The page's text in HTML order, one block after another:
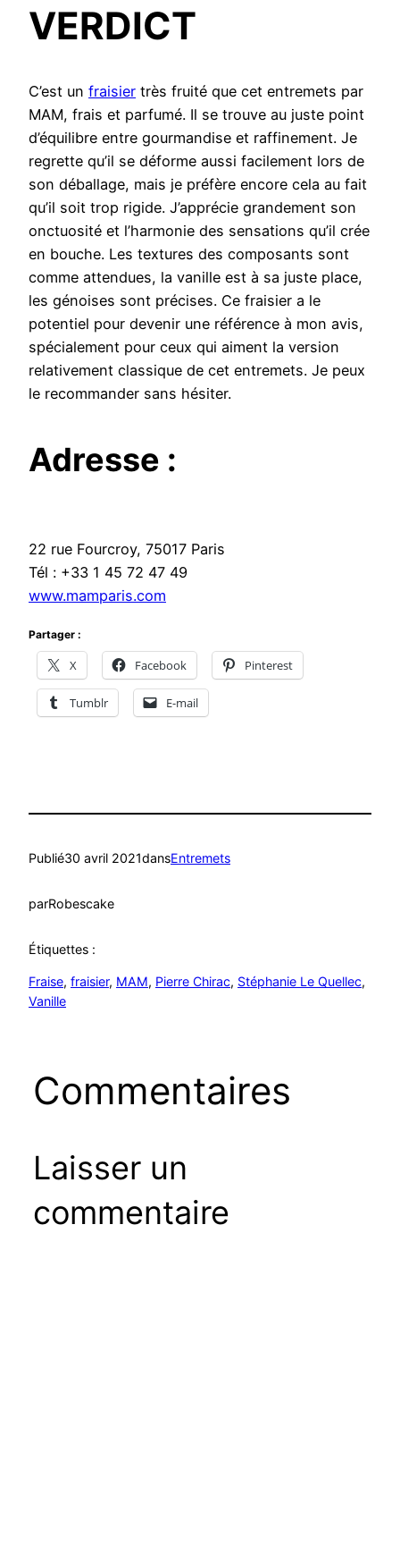
VERDICT
C’est un fraisier très fruité que cet entremets par
MAM, frais et parfumé. Il se trouve au juste point
d’équilibre entre gourmandise et raffinement. Je
regrette qu’il se déforme aussi facilement lors de
son déballage, mais je préfère encore cela au fait
qu’il soit trop rigide. J’apprécie grandement son
onctuosité et l’harmonie des sensations qu’il crée
en bouche. Les textures des composants sont
comme attendues, la vanille est à sa juste place,
les génoises sont précises. Ce fraisier a le
potentiel pour devenir une référence à mon avis,
spécialement pour ceux qui aiment la version
relativement classique de cet entremets. Je peux
le recommander sans hésiter.
Adresse :
22 rue Fourcroy, 75017 Paris
Tél : +33 1 45 72 47 49
www.mamparis.com
Partager :
X Facebook Pinterest
Tumblr E-mail
Publié30 avril 2021dansEntremets
parRobescake
Étiquettes :
Fraise, fraisier, MAM, Pierre Chirac, Stéphanie Le Quellec
Vanille
Commentaires
Laisser un
commentaire